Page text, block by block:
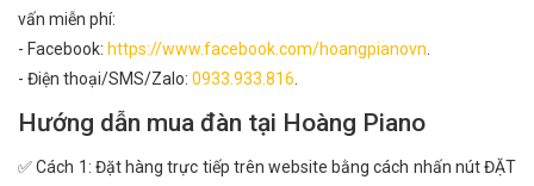
vấn miễn phí:
- Facebook: https://www.facebook.com/hoangpianovn
- Điện thoại/SMS/Zalo: 0933.933.816
Hướng dẫn mua đàn tại Hoàng Piano
✅ Cách 1: Đặt hàng trực tiếp trên website bằng cách nhấn nút ĐẶT